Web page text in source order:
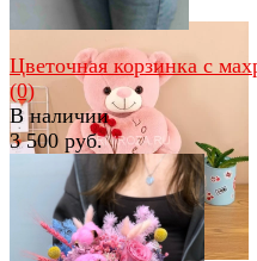
избранное сравнить
Цветочная корзинка с
(0)
В наличии
3 500 руб.